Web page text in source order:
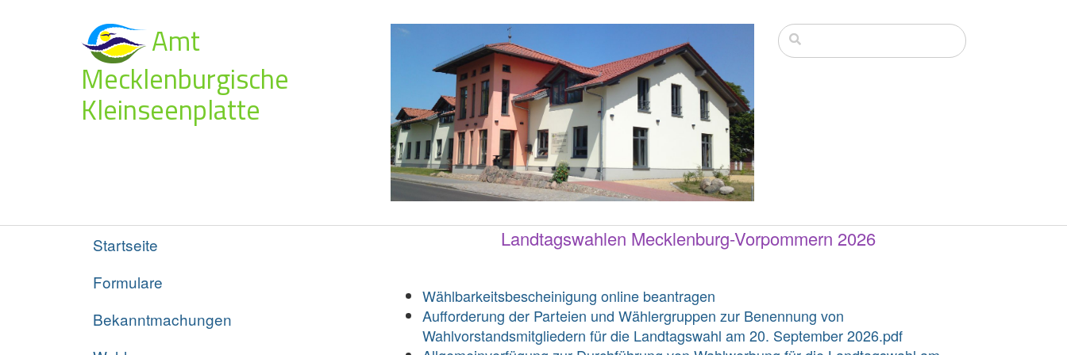
Amt
Mecklenburgische
Kleinseenplatte
Startseite
Formulare
Bekanntmachungen
Landtagswahlen Mecklenburg-Vorpommern 2026
Wählbarkeitsbescheinigung online beantragen
Aufforderung der Parteien und Wählergruppen zur Benennung von
Wahlvorstandsmitgliedern für die Landtagswahl am 20. September 2026.pdf